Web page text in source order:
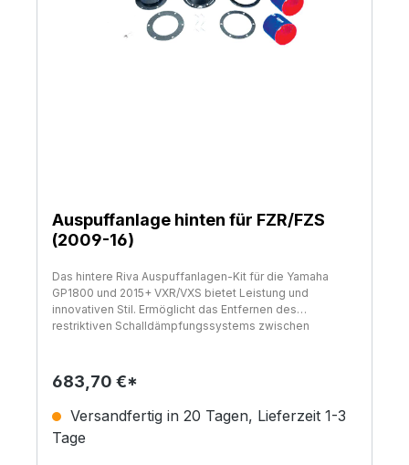
Auspuffanlage hinten für FZR/FZS
(2009-16)
Das hintere Riva Auspuffanlagen-Kit für die Yamaha
GP1800 und 2015+ VXR/VXS bietet Leistung und
innovativen Stil. Ermöglicht das Entfernen des
restriktiven Schalldämpfungssystems zwischen
Einschränkung. Enthält ein dorngebogenes Aluminium-
Abgasrohr, das pulverbeschichtet ist, um Korrosion zu
verhindern, einen großen Billet Through-Hull-
Abgasauslass, eine OEM-Abgasauslassabsperrung und
Hochtemperatur-Silikonkupplungen sowie alle
683,70 €*
Versandfertig in 20 Tagen, Lieferzeit 1-3
Tage